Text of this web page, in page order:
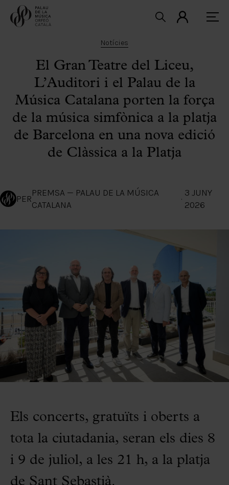
Notícies
El Gran Teatre del Liceu,
L’Auditori i el Palau de la
Música Catalana porten la força
de la música simfònica a la platja
de Barcelona en una nova edició
de Clàssica a la Platja
PER
PREMSA — PALAU DE LA MÚSICA
CATALANA
·
3 JUNY
2026
Els concerts, gratuïts i oberts a
tota la ciutadania, seran els dies 8
i 9 de juliol, a les 21 h, a la platja
de Sant Sebastià.